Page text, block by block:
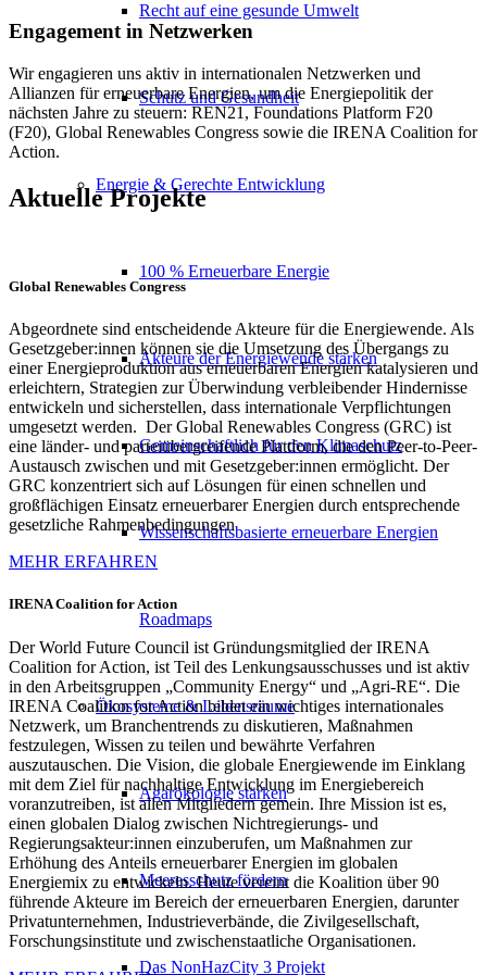
Recht auf eine gesunde Umwelt
Schutz und Gesundheit
Energie & Gerechte Entwicklung
100 % Erneuerbare Energie
Akteure der Energiewende stärken
Gemeinschaftlich für den Klimaschutz
Wissenschaftsbasierte erneuerbare Energien
Roadmaps
Ökosysteme & Lebensräume
Agarökologie stärken
Meeresschutz fördern
Das NonHazCity 3 Projekt
Engagement in Netzwerken
Wir engagieren uns aktiv in internationalen Netzwerken und
Allianzen für erneuerbare Energien, um die Energiepolitik der
nächsten Jahre zu steuern: REN21, Foundations Platform F20
(F20), Global Renewables Congress sowie die IRENA Coalition for
Action.
Aktuelle Projekte
Global Renewables Congress
Abgeordnete sind entscheidende Akteure für die Energiewende. Als
Gesetzgeber:innen können sie die Umsetzung des Übergangs zu
einer Energieproduktion aus erneuerbaren Energien katalysieren und
erleichtern, Strategien zur Überwindung verbleibender Hindernisse
entwickeln und sicherstellen, dass internationale Verpflichtungen
umgesetzt werden. Der Global Renewables Congress (GRC) ist
eine länder- und parteiübergreifende Plattform, die den Peer-to-Peer-
Austausch zwischen und mit Gesetzgeber:innen ermöglicht. Der
GRC konzentriert sich auf Lösungen für einen schnellen und
großflächigen Einsatz erneuerbarer Energien durch entsprechende
gesetzliche Rahmenbedingungen
MEHR ERFAHREN
IRENA Coalition for Action
Der World Future Council ist Gründungsmitglied der IRENA
Coalition forAction, ist Teil des Lenkungsausschusses und ist aktiv
in den Arbeitsgruppen „Community Energy“ und „Agri-RE“. Die
IRENA Coalition forAction bildet ein wichtiges internationales
Netzwerk, um Branchentrends zu diskutieren, Maßnahmen
festzulegen, Wissen zu teilen und bewährte Verfahren
auszutauschen. Die Vision, die globale Energiewende im Einklang
mit dem Ziel für nachhaltige Entwicklung im Energiebereich
voranzutreiben, ist allen Mitgliedern gemein. Ihre Mission ist es,
einen globalen Dialog zwischen Nichtregierungs- und
Regierungsakteur:innen einzuberufen, um Maßnahmen zur
Erhöhung des Anteils erneuerbarer Energien im globalen
Energiemix zu entwickeln. Heute vereint die Koalition über 90
führende Akteure im Bereich der erneuerbaren Energien, darunter
Privatunternehmen, Industrieverbände, die Zivilgesellschaft,
Forschungsinstitute und zwischenstaatliche Organisationen.